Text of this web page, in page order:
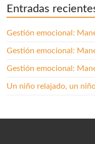
Entradas
Gestión emocional:
Gestión emocional:
Gestión emocional:
Un niño relajado, un